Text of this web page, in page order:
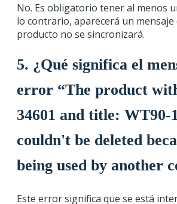
No. Es obligatorio tener al menos
lo contrario, aparecerá un mensaje
producto no se sincronizará.
5. ¿Qué significa el
error “The product
34601 and title: WT90-
couldn't be deleted
being used by another
Este error significa que se está